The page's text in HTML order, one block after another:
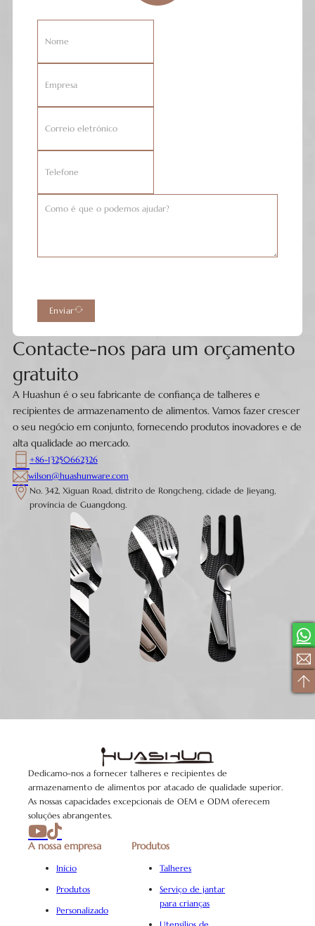
Contacte-nos para um orçamento
gratuito
A Huashun é o seu fabricante de confiança de talheres e
recipientes de armazenamento de alimentos. Vamos fazer crescer
o seu negócio em conjunto, fornecendo produtos inovadores e de
alta qualidade ao mercado.
+86-13250662326
wilson@huashunware.com
No. 342, Xiguan Road, distrito de Rongcheng, cidade de Jieyang,
província de Guangdong.
Enviar
Dedicamo-nos a fornecer talheres e recipientes de
armazenamento de alimentos por atacado de qualidade superior.
As nossas capacidades excepcionais de OEM e ODM oferecem
soluções abrangentes.
A nossa empresa
Início
Produtos
Personalizado
Produtos
Talheres
Serviço de jantar
para crianças